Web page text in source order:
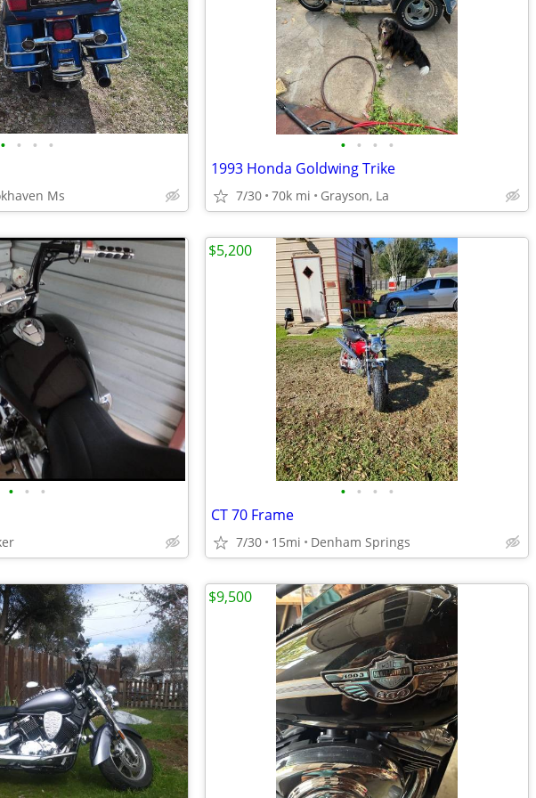
• • • •
Ms
• • • •
1993 Honda Goldwing Trike
7/30 70k mi Grayson, La
• • • • • • •
CT 70 Frame
7/30 15mi Denham Springs
$5,200
$9,500